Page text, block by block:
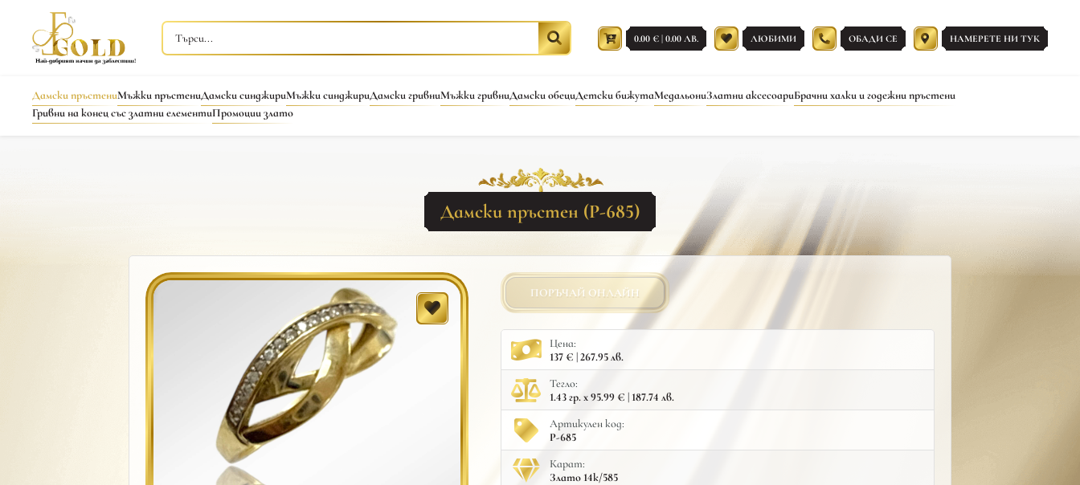
0.00 € | 0.00 ЛВ. ЛЮБИМИ ОБАДИ СЕ НАМЕРЕТЕ НИ ТУК
Дамски пръстениМъжки пръстениДамски синджириМъжки синджириДамски гривниМъжки гривниДамски обециДетски бижутаМедальониЗлатни аксесоариБрачни халки и годежни пръстени
Гривни на конец със златни елементиПромоции злато
Дамски пръстен (Р-685)
ПОРЪЧАЙ ОНЛАЙН
Цена:
137 € | 267.95 лв.
Тегло:
1.43 гр. x 95.99 € | 187.74 лв.
Артикулен код:
Р-685
Карат:
Злато 14к/585